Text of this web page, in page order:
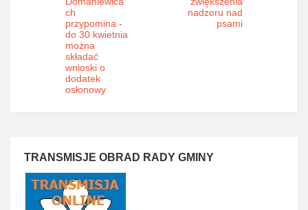
ch
przypomina -
do 30 kwietnia
można
składać
wnioski o
dodatek
osłonowy
nadzoru nad
psami
TRANSMISJE OBRAD RADY GMINY